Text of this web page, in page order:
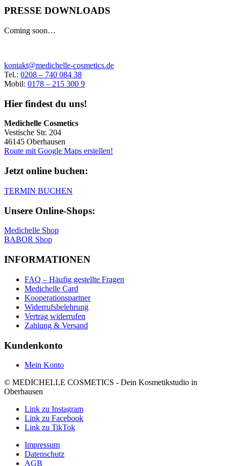
PRESSE DOWNLOADS
Coming soon…
kontakt@medichelle-cosmetics.de
Tel.: 0208 – 740 084 38
Mobil: 0178 – 215 300 9
Hier findest du uns!
Medichelle Cosmetics
Vestische Str. 204
46145 Oberhausen
Route mit Google Maps erstellen!
Jetzt online buchen:
TERMIN BUCHEN
Unsere Online-Shops:
Medichelle Shop
BABOR Shop
INFORMATIONEN
FAQ – Häufig gestellte Fragen
Medichelle Card
Kooperationspartner
Widerrufsbelehrung
Vertrag widerrufen
Zahlung & Versand
Kundenkonto
Mein Konto
© MEDICHELLE COSMETICS - Dein Kosmetikstudio in
Oberhausen
Link zu Instagram
Link zu Facebook
Link zu TikTok
Impressum
Datenschutz
AGB